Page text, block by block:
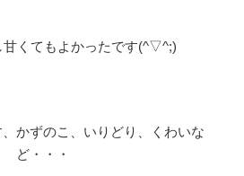
甘くてもよかったです(^▽^;)
かずのこ、いりどり、くわいな
ど・・・